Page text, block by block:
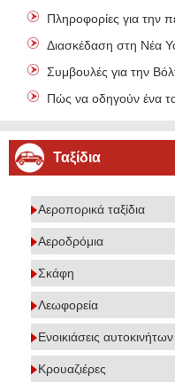
Πληροφορίες για την
Διασκέδαση στη Νέα
Συμβουλές για την
Πώς να οδηγούν ένα
Ταξίδια
Αεροπορικά ταξίδια
Αεροδρόμια
Σκάφη
Λεωφορεία
Ενοικιάσεις αυτοκινήτων
Κρουαζιέρες